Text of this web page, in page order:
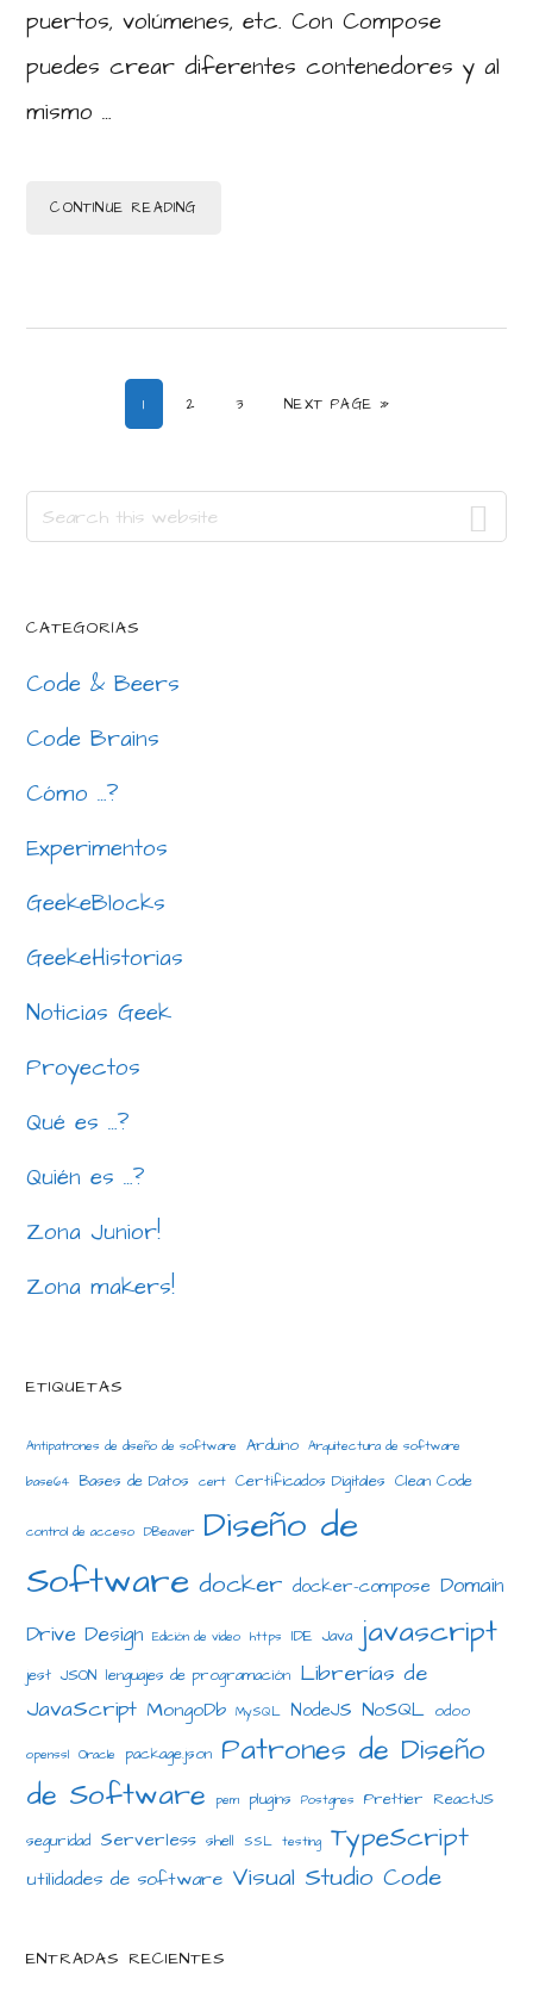
puertos, volúmenes, etc. Con Compose
puedes crear diferentes contenedores y al
mismo …
CONTINUE READING
PAGE
1 PAGE
2 PAGE
3 GO TO
NEXT PAGE »
Primary
Search
this
CATEGORÍAS
Code & Beers
Code Brains
Cómo …?
Experimentos
GeekeBlocks
GeekeHistorias
Noticias Geek
Proyectos
Qué es …?
Quién es …?
Zona Junior!
Zona makers!
ETIQUETAS
Antipatrones de diseño de software Arduino Arquitectura de software
base64 Bases de Datos cert Certificados Digitales Clean Code
control de acceso DBeaver Diseño de
Software docker docker-compose Domain
Drive Design Edición de video https IDE Java javascript
jest JSON lenguajes de programación Librerías de
JavaScript MongoDb MySQL NodeJS NoSQL odoo
openssl Oracle package.json Patrones de Diseño
de Software
pem plugins Postgres Prettier ReactJS
seguridad Serverless shell SSL testing TypeScript
utilidades de software Visual Studio Code
ENTRADAS RECIENTES